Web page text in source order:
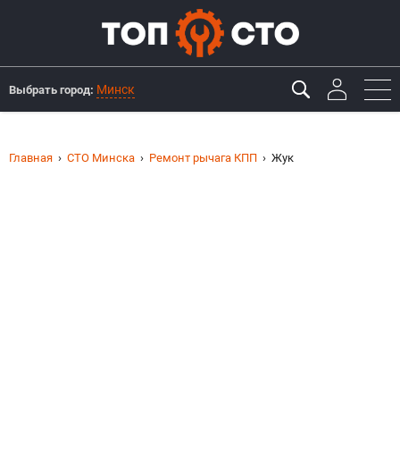
Выбрать город: Минск
Главная СТО Минска Ремонт рычага КПП Жук